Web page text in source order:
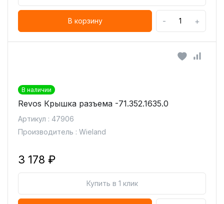
В корзину - +
В наличии
Revos Крышка разъема -71.352.1635.0
Артикул : 47906
Производитель : Wieland
3 178 ₽
Купить в 1 клик